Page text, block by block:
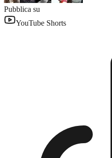
Pubblica su
YouTube Shorts